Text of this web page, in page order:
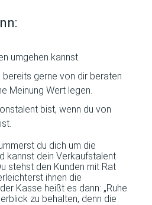
umgehen kannst.
bereits gerne von dir beraten
Meinung Wert legen.
bist, wenn du von
du dich um die
kannst dein Verkaufstalent
stehst den Kunden mit Rat
ihnen die
Kasse heißt es dann: „Ruhe
zu behalten, denn die